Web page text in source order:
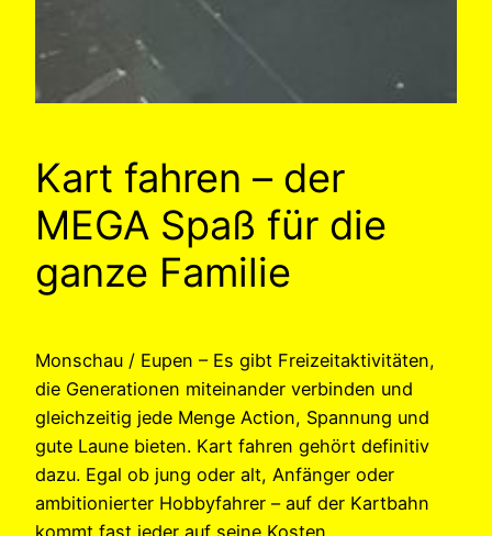
Kart fahren – der
MEGA Spaß für die
ganze Familie
Monschau / Eupen – Es gibt Freizeitaktivitäten,
die Generationen miteinander verbinden und
gleichzeitig jede Menge Action, Spannung und
gute Laune bieten. Kart fahren gehört definitiv
dazu. Egal ob jung oder alt, Anfänger oder
ambitionierter Hobbyfahrer – auf der Kartbahn